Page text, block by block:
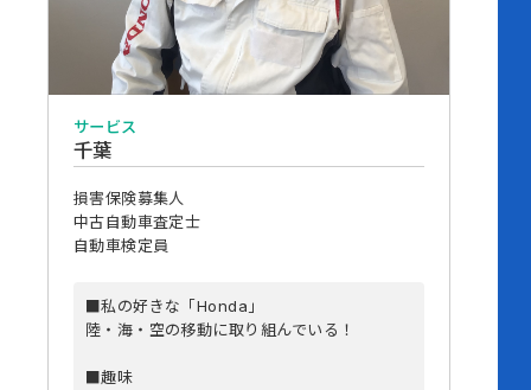
サービス
千葉
損害保険募集人
中古自動車査定士
自動車検定員
■私の好きな「Honda」
陸・海・空の移動に取り組んでいる！
■趣味